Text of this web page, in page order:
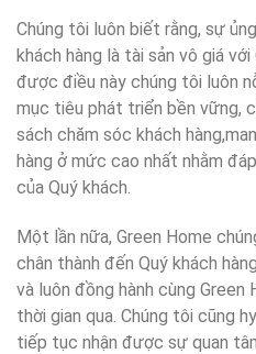
Chúng tôi luôn biết rằng, sự
khách hàng là tài sản vô giá
được điều này chúng tôi luôn
mục tiêu phát triển bền vững,
sách chăm sóc khách
hàng ở mức cao nhất nhằm
của Quý khách.
Một lần nữa, Green Home
chân thành đến Quý khách
và luôn đồng hành cùng
thời gian qua. Chúng tôi cũng
tiếp tục nhận được sự quan